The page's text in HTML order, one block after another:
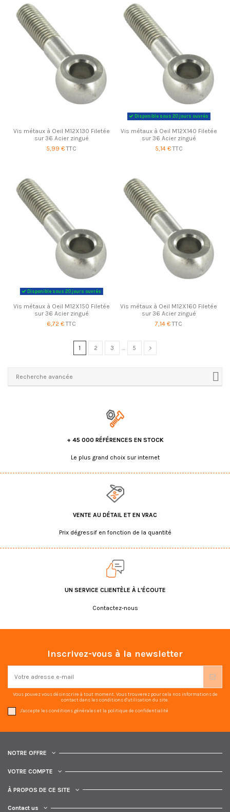
Vis métaux à Oeil M12X130 Filetée
sur 36 Acier zingué
5,99 €TTC
Disponible sous 20 jours ouvrés
Vis métaux à Oeil M12X140 Filetée
sur 36 Acier zingué
5,14 €TTC
Disponible sous 20 jours ouvrés
Vis métaux à Oeil M12X150 Filetée
sur 36 Acier zingué
6,72 €TTC
Vis métaux à Oeil M12X160 Filetée
sur 36 Acier zingué
7,14 €TTC
1 2 3 … 5
Recherche avancée
+ 45 000 RÉFÉRENCES EN STOCK
Le plus grand choix sur internet
VENTE AU DÉTAIL ET EN VRAC
Prix dégressif en fonction de la quantité
UN SERVICE CLIENTÈLE À L'ÉCOUTE
Contactez-nous
Inscrivez-vous à la newsletter
Vous pouvez vous désinscrire à tout moment. Vous trouverez pour cela nos informations de
contact dans les conditions d'utilisation du site.
J'accepte les conditions générales et la politique de confidentialité
NOTRE OFFRE
VOTRE COMPTE
À PROPOS DE CE SITE
Contact us